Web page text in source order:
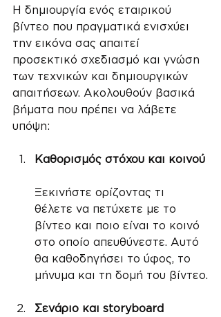
Η δημιουργία ενός εταιρικού
βίντεο που πραγματικά ενισχύει
την εικόνα σας απαιτεί
προσεκτικό σχεδιασμό και γνώση
των τεχνικών και δημιουργικών
απαιτήσεων. Ακολουθούν βασικά
βήματα που πρέπει να λάβετε
υπόψη:
Καθορισμός στόχου και κοινού
Ξεκινήστε ορίζοντας τι
θέλετε να πετύχετε με το
βίντεο και ποιο είναι το κοινό
στο οποίο απευθύνεστε. Αυτό
θα καθοδηγήσει το ύφος, το
μήνυμα και τη δομή του βίντεο.
Σενάριο και storyboard